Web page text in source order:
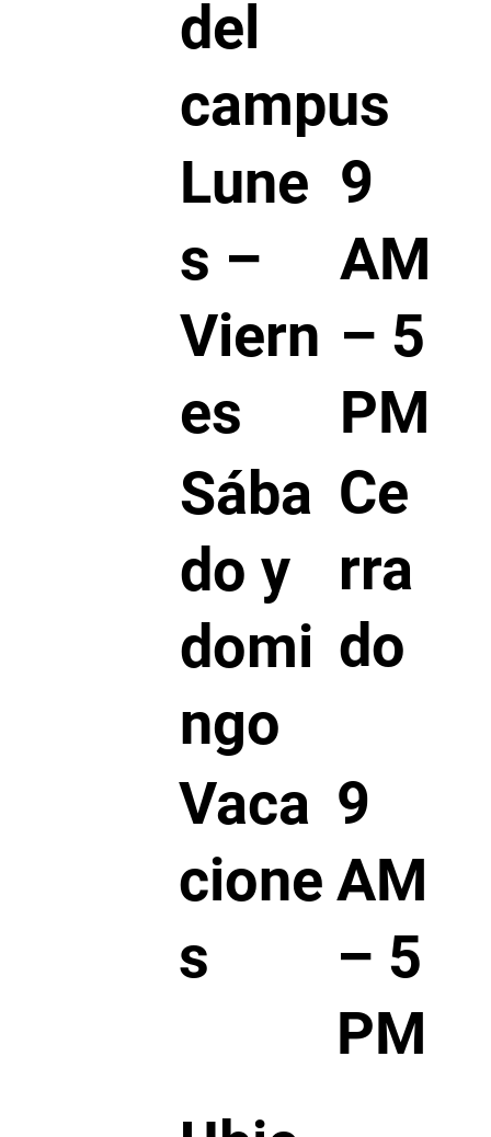
del
campus
Lune
s –
Viern
es
9
AM
– 5
PM
Sába
do y
domi
ngo
Ce
rra
do
Vaca
cione
s
9
AM
– 5
PM